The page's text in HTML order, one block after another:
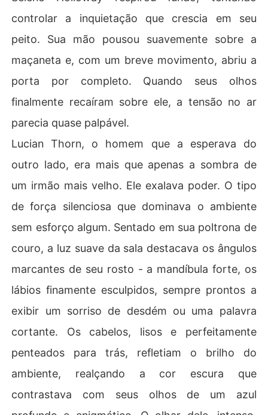
controlar a inquietação que crescia em seu
peito. Sua mão pousou suavemente sobre a
maçaneta e, com um breve movimento, abriu a
porta por completo. Quando seus olhos
finalmente recaíram sobre ele, a tensão no ar
parecia quase palpável.
Lucian Thorn, o homem que a esperava do
outro lado, era mais que apenas a sombra de
um irmão mais velho. Ele exalava poder. O tipo
de força silenciosa que dominava o ambiente
sem esforço algum. Sentado em sua poltrona de
couro, a luz suave da sala destacava os ângulos
marcantes de seu rosto - a mandíbula forte, os
lábios finamente esculpidos, sempre prontos a
exibir um sorriso de desdém ou uma palavra
cortante. Os cabelos, lisos e perfeitamente
penteados para trás, refletiam o brilho do
ambiente, realçando a cor escura que
contrastava com seus olhos de um azul